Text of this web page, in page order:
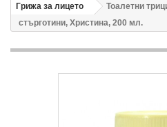
Грижа за лицето
Тоалетни
стърготини, Христина, 200 мл.